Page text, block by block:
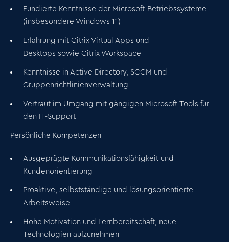
Fundierte Kenntnisse der Microsoft-Betriebssysteme
(insbesondere Windows 11)
Erfahrung mit Citrix Virtual Apps und
Desktops sowie Citrix Workspace
Kenntnisse in Active Directory, SCCM und
Gruppenrichtlinienverwaltung
Vertraut im Umgang mit gängigen Microsoft-Tools für
den IT-Support
Persönliche Kompetenzen
Ausgeprägte Kommunikationsfähigkeit und
Kundenorientierung
Proaktive, selbstständige und lösungsorientierte
Arbeitsweise
Hohe Motivation und Lernbereitschaft, neue
Technologien aufzunehmen